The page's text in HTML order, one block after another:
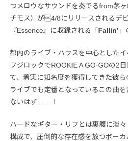
つメロウなサウンドを奏でるfrom茅ヶ
チモス）が4/8にリリースされるデ
『Essence』に収録される「 Fallin’
都内のライブ・ハウスを中心とした
フジロックでROOKIE A GO-GOの2
て、着実に知名度を獲得してきた彼ら
ライブでも定番となっているこの曲
ないはず……！
ハードなギター・リフとは裏腹に淡
構成で、圧倒的な存在感を放つボー